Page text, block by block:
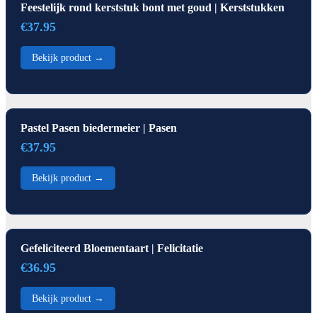
Feestelijk rond kerststuk bont met goud | Kerststukken
€37.95
Bekijk product →
Pastel Pasen biedermeier | Pasen
€37.95
Bekijk product →
Gefeliciteerd Bloementaart | Felicitatie
€36.95
Bekijk product →